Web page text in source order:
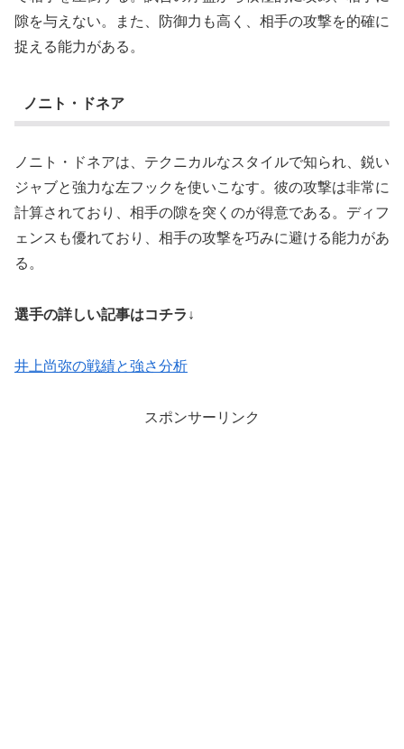
隙を与えない。また、防御力も高く、相手の攻撃を的確に
捉える能力がある。
ノニト・ドネア
ノニト・ドネアは、テクニカルなスタイルで知られ、鋭い
ジャブと強力な左フックを使いこなす。彼の攻撃は非常に
計算されており、相手の隙を突くのが得意である。ディフ
ェンスも優れており、相手の攻撃を巧みに避ける能力があ
る。
選手の詳しい記事はコチラ↓
井上尚弥の戦績と強さ分析
スポンサーリンク